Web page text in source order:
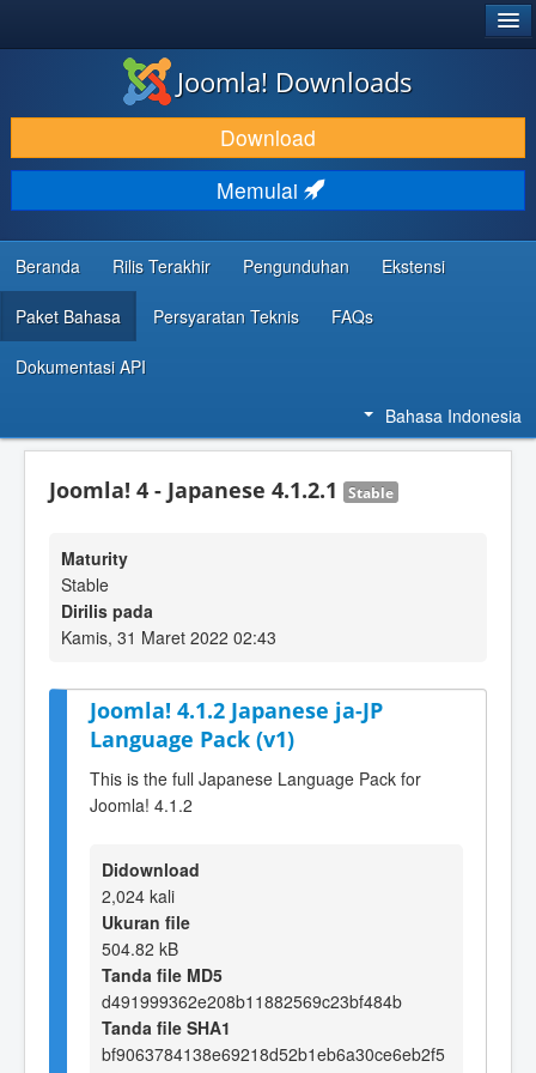
DOWNLOAD & KEMBANGKAN
TEMUKAN & PELAJARI
DUKUNGAN & KOMUNITAS
REFERENSI DEVELOPER
Joomla! Downloads
Download
Memulai
Beranda Rilis Terakhir Pengunduhan Ekstensi
Paket Bahasa Persyaratan Teknis FAQs
Dokumentasi API
Bahasa Indonesia
Joomla! 4 - Japanese 4.1.2.1 Stable
Maturity
Stable
Dirilis pada
Kamis, 31 Maret 2022 02:43
Joomla! 4.1.2 Japanese ja-JP
Language Pack (v1)
This is the full Japanese Language Pack for
Joomla! 4.1.2
Didownload
2,024 kali
Ukuran file
504.82 kB
Tanda file MD5
d491999362e208b11882569c23bf484b
Tanda file SHA1
bf9063784138e69218d52b1eb6a30ce6eb2f5